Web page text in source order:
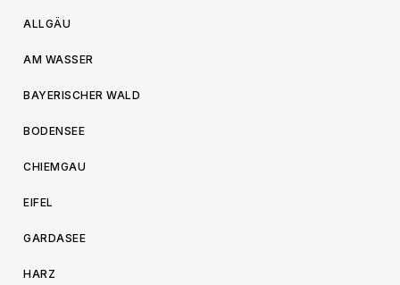
ALLGÄU
AM WASSER
BAYERISCHER WALD
BODENSEE
CHIEMGAU
EIFEL
GARDASEE
HARZ